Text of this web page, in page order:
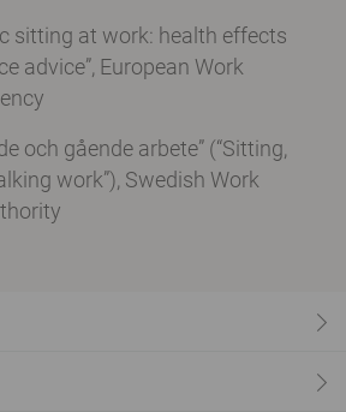
sitting at work: health effects
advice”, European Work
och gående arbete” (“Sitting,
work”), Swedish Work